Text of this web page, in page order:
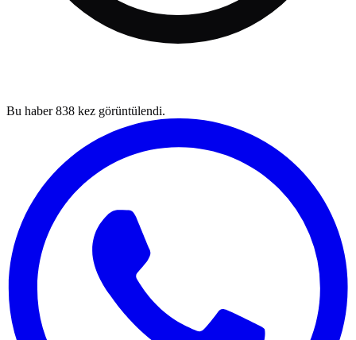
Bu haber838 kez görüntülendi.